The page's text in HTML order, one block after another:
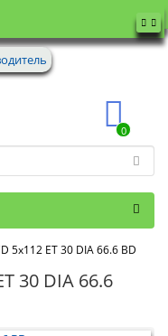
0
5x112 ET 30 DIA 66.6 BD
30 DIA 66.6